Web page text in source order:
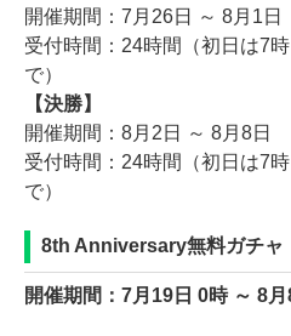
開催期間：7月26日 ～ 8月1日
受付時間：24時間（初日は7
で）
【決勝】
開催期間：8月2日 ～ 8月8日
受付時間：24時間（初日は7
で）
8th Anniversary無料ガチャ
開催期間：7月19日 0時 ～ 8